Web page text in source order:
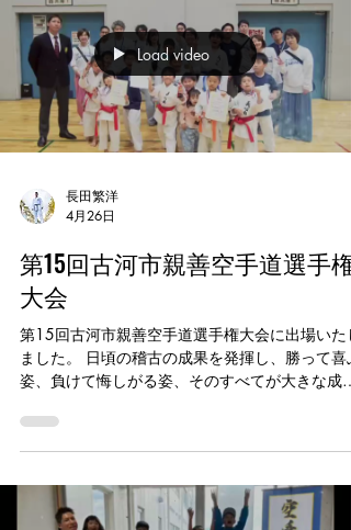
16:30〜17:30 金曜日 16:30〜17:30 体験も随時
受付中です。 お気軽にご参加ください。 #義心会
#浦安空手教室 #子供習い事 #礼儀と集中力 #空
体験募集中
Load video
長田繁洋
4月26日
第15回古河市親善空手道選手権
大会
第15回古河市親善空手道選手権大会に出場いたし
ました。 日頃の稽古の成果を発揮し、勝って喜ぶ
姿、負けて悔しがる姿、そのすべてが大きな成長
するたびに、技術だけでなく心も強くなっていき
ます。 これからも義心会は、一人ひとりの挑戦と
者の皆様、対戦してくださった選手の皆様、応援
してくださった皆様、ありがとうございました。